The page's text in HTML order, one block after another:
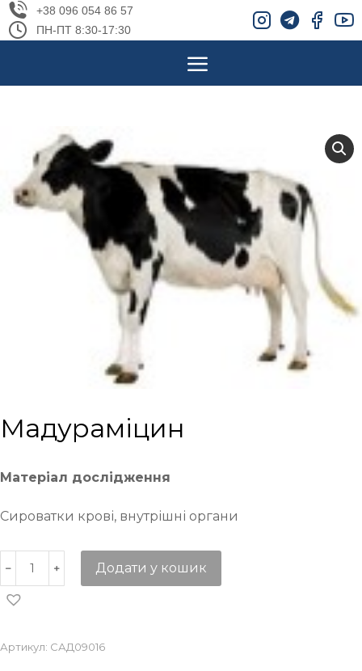
+38 096 054 86 57
ПН-ПТ 8:30-17:30
Мадураміцин
Матеріал дослідження
Сироватки крові, внутрішні органи
Додати у кошик
Артикул: САД09016